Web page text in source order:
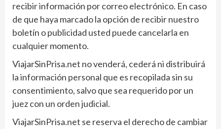
recibir información por correo electrónico. En caso
de que haya marcado la opción de recibir nuestro
boletín o publicidad usted puede cancelarla en
cualquier momento.
ViajarSinPrisa.net no venderá, cederá ni distribuirá
la información personal que es recopilada sin su
consentimiento, salvo que sea requerido por un
juez con un orden judicial.
ViajarSinPrisa.net se reserva el derecho de cambiar